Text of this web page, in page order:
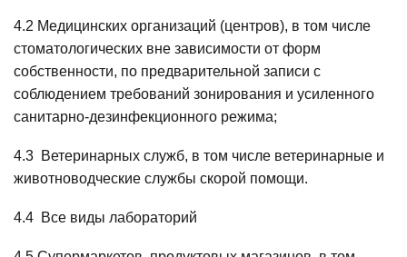
4.2 Медицинских организаций (центров), в том числе
стоматологических вне зависимости от форм
собственности, по предварительной записи с
соблюдением требований зонирования и усиленного
санитарно-дезинфекционного режима;
4.3 Ветеринарных служб, в том числе ветеринарные и
животноводческие службы скорой помощи.
4.4 Все виды лабораторий